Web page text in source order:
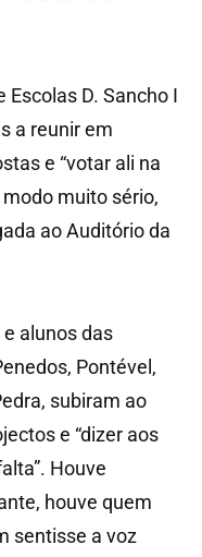
D. Sancho I
a reunir em
e “votar ali na
modo muito sério,
ao Auditório da
alunos das
Pontével,
subiram ao
e “dizer aos
Houve
houve quem
sentisse a voz